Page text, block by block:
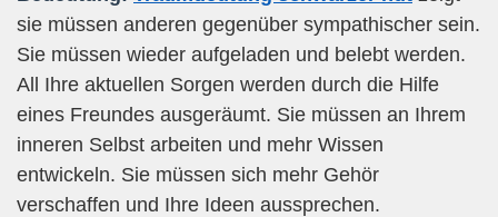
sie müssen anderen gegenüber sympathischer sein.
Sie müssen wieder aufgeladen und belebt werden.
All Ihre aktuellen Sorgen werden durch die Hilfe
eines Freundes ausgeräumt. Sie müssen an Ihrem
inneren Selbst arbeiten und mehr Wissen
entwickeln. Sie müssen sich mehr Gehör
verschaffen und Ihre Ideen aussprechen.